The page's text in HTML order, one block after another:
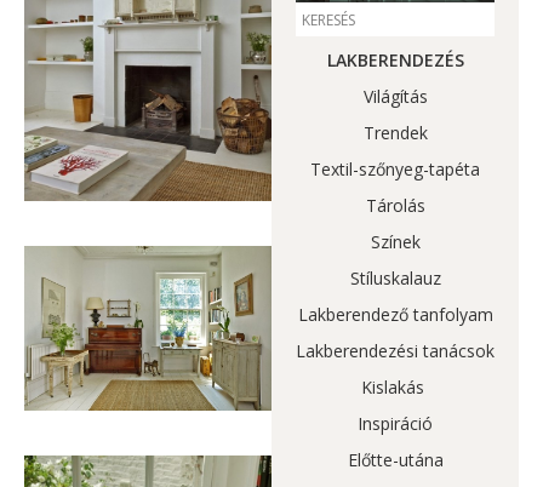
LAKBERENDEZÉS
Világítás
Trendek
Textil-szőnyeg-tapéta
Tárolás
Színek
Stíluskalauz
Lakberendező tanfolyam
Lakberendezési tanácsok
Kislakás
Inspiráció
Előtte-utána